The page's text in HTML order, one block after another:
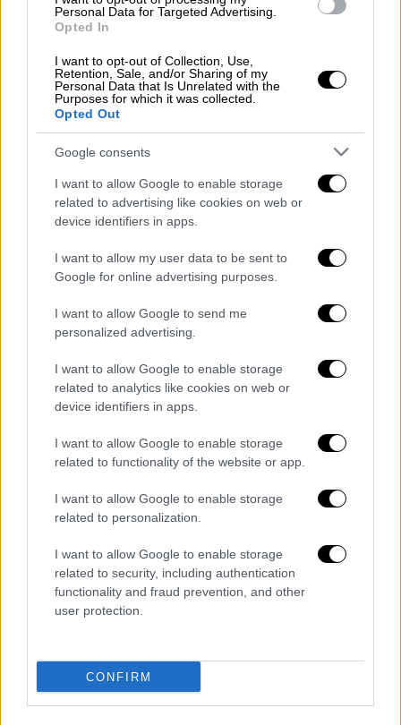
Personal Data for Targeted Advertising.
Opted In
I want to opt-out of Collection, Use,
Retention, Sale, and/or Sharing of my
Personal Data that Is Unrelated with the
Purposes for which it was collected.
Opted Out
Google consents
I want to allow Google to enable storage
related to advertising like cookies on web or
device identifiers in apps.
I want to allow my user data to be sent to
Google for online advertising purposes.
I want to allow Google to send me
personalized advertising.
I want to allow Google to enable storage
related to analytics like cookies on web or
device identifiers in apps.
I want to allow Google to enable storage
related to functionality of the website or app.
I want to allow Google to enable storage
related to personalization.
I want to allow Google to enable storage
related to security, including authentication
functionality and fraud prevention, and other
user protection.
CONFIRM
τελευταία πράξη αποχαιρετισμού
μήνα, η ιατρική ομάδα ήρθε να την θάψει. Δεν
καταφέραμε να πούμε το τελευταίο αντίο.
Με πονά ακόμα ότι
παρακολουθήσω την κηδεία της αβοήθητος
χωρίς τις πολιτισμικές μας τελετές», είπε ο
Λοκάνα Ζαν, 40 ετών, κάτοικος του
Μονγκμπουαλού. Το όνομα έχει αλλάξει για
λόγους προστασίας της ιδιωτικότητας.
«Υπό κανονικές συνθήκες,θα την κρατούσα
κοντά μου και θα ένιωθα την τελευταία της
Αύξηση κρουσμάτων
Μέχρι το Σάββατο (23/5),σχεδόν 180
άνθρωποι είχαν πεθάνει από τη νόσο και
σύμφωνα με το Υπουργείο Δημόσιας Υγείας
του Κονγκό. Οι αρχές στην Ιτούρι έχουν
λάβει μέτρα για να επιβραδύνουν τη
μετάδοση, συμπεριλαμβανομένων
περιορισμών στις δημόσιες συγκεντρώσεις,
αναστολής των αγρυπνιών και απαγόρευσης
μεταφοράς σορών μεταξύ περιοχών
βία κατά των κέντρων θεραπείας του
Έμπολα τροφοδοτείται από φήμες και